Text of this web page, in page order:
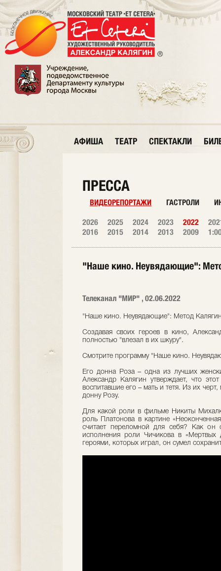
АФИША ТЕАТР СПЕКТАКЛИ
ПРЕССА
ВИДЕОРЕПОРТАЖИ ГАСТРОЛИ
2026 2025 2024 2023 2022
2016
2015 2014 2013 2009
"Наше кино. Неувядающие":
Телеканал "МИР" , 02.06.2022
"Наше кино. Неувядающие": Метод
Создавая своих героев в кино,
полностью "влезал в их шкуру".
Смотрите программу "Наше кино.
Его донна Роза – одна из лучших
Александр Калягин утверждает, что
воспитавшие его – мать и тетя. Из их
донну Розу.
Для какой роли в фильме Никиты
роль Платонова в картине
считает переломной для себя? Как он
исполнения роли Чичикова в
героями, которых играл, он сумел